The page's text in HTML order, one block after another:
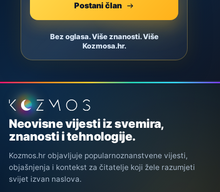
Postani član
Bez oglasa. Više znanosti. Više
Kozmosa.hr.
Podnožje stranice
Neovisne vijesti iz svemira,
znanosti i tehnologije.
Kozmos.hr objavljuje popularnoznanstvene vijesti,
objašnjenja i kontekst za čitatelje koji žele razumjeti
svijet izvan naslova.